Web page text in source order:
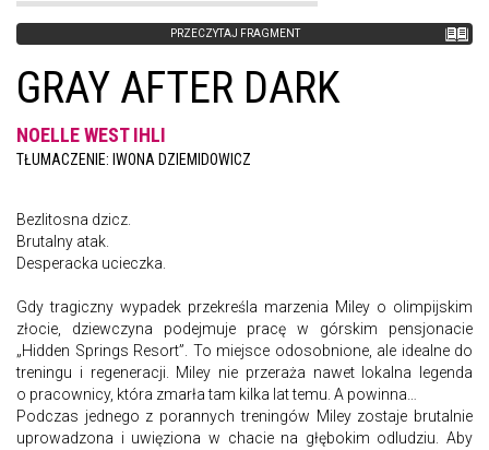
PRZECZYTAJ FRAGMENT
GRAY AFTER DARK
NOELLE WEST IHLI
TŁUMACZENIE: IWONA DZIEMIDOWICZ
Bezlitosna dzicz.
Brutalny atak.
Desperacka ucieczka.
Gdy tragiczny wypadek przekreśla marzenia Miley o olimpijskim
złocie, dziewczyna podejmuje pracę w górskim pensjonacie
„Hidden Springs Resort”. To miejsce odosobnione, ale idealne do
treningu i regeneracji. Miley nie przeraża nawet lokalna legenda
o pracownicy, która zmarła tam kilka lat temu. A powinna…
Podczas jednego z porannych treningów Miley zostaje brutalnie
uprowadzona i uwięziona w chacie na głębokim odludziu. Aby